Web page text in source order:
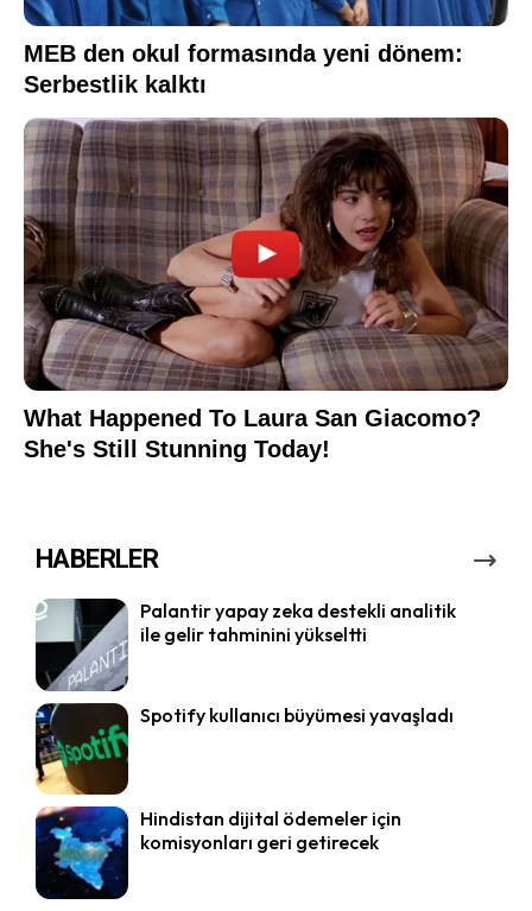
HABERLER
Palantir yapay zeka destekli analitik
ile gelir tahminini yükseltti
Spotify kullanıcı büyümesi yavaşladı
Hindistan dijital ödemeler için
komisyonları geri getirecek